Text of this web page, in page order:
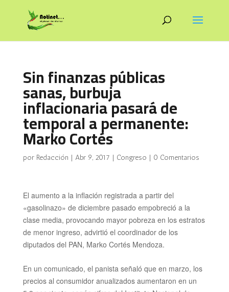
Sin finanzas públicas
sanas, burbuja
inflacionaria pasará de
temporal a permanente:
Marko Cortés
por Redacción | Abr 9, 2017 | Congreso | 0 Comentarios
El aumento a la inflación registrada a partir del
«gasolinazo» de diciembre pasado empobreció a la
clase media, provocando mayor pobreza en los estratos
de menor ingreso, advirtió el coordinador de los
diputados del PAN, Marko CortésMendoza.
En un comunicado, el panista señaló que en marzo, los
precios al consumidor anualizados aumentaron en un